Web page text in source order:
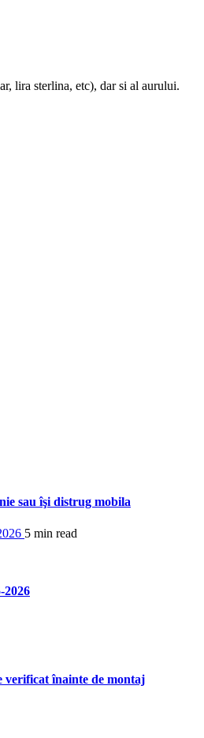
lira sterlina, etc), dar si al aurului.
sau îşi distrug mobila
5 min read
2026
verificat înainte de montaj